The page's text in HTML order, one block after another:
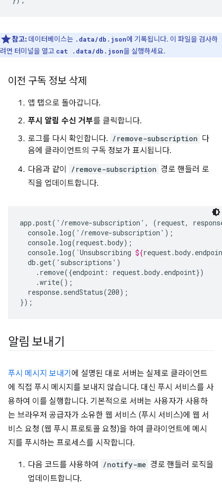
참고: 데이터베이스는 .data/db.json에 기록됩니다. 이 파일을 검사하
려면 터미널을 열고 cat .data/db.json을 실행하세요.
이전 구독 정보 삭제
앱 탭으로 돌아갑니다.
푸시 알림 수신 거부를 클릭합니다.
로그를 다시 확인합니다. /remove-subscription 다
음에 클라이언트의 구독 정보가 표시됩니다.
다음과 같이
/remove-subscription 경로 핸들러 로
직을 업데이트합니다.
app.post('/remove-subscription', (request,
console.log(`Unsubscribing ${request.body.
.remove({endpoint:
response.sendStatus(200);
알림 보내기
푸시 메시지 보내기 에 설명된 대로 서버는 실제로 클라이언트
에 직접 푸시 메시지를 보내지 않습니다. 대신 푸시 서비스를 사
용하여 이를 실행합니다. 기본적으로 서버는 사용자가 사용하
는 브라우저 공급자가 소유한 웹 서비스 (푸시 서비스)에 웹 서
비스 요청 (웹 푸시 프로토콜 요청)을 하여 클라이언트에 메시
지를 푸시하는 프로세스를 시작합니다.
다음 코드를 사용하여 /notify-me 경로 핸들러 로직을
업데이트합니다.